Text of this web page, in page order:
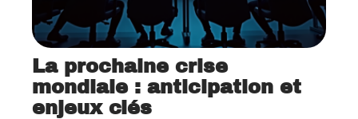
La prochaine crise
mondiale : anticipation et
enjeux clés